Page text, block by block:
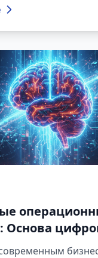
есть тот самый
код,
была небольшая
технологии
что вдохнуть
идеи стало
Основа